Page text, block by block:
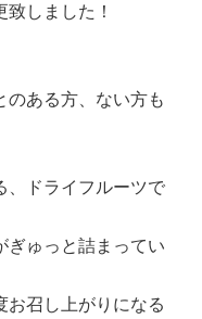
しました！
のある方、ない方も
、ドライフルーツで
ぎゅっと詰まってい
お召し上がりになる